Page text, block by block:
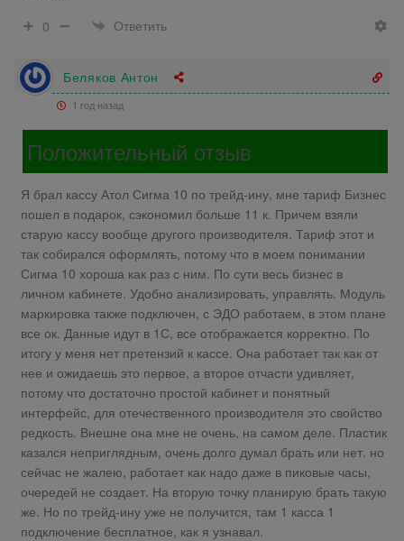
0
Ответить
Беляков Антон
1 год назад
Положительный отзыв
Я брал кассу Атол Сигма 10 по трейд-ину, мне тариф Бизнес
пошел в подарок, сэкономил больше 11 к. Причем взяли
старую кассу вообще другого производителя. Тариф этот и
так собирался оформлять, потому что в моем понимании
Сигма 10 хороша как раз с ним. По сути весь бизнес в
личном кабинете. Удобно анализировать, управлять. Модуль
маркировка также подключен, с ЭДО работаем, в этом плане
все ок. Данные идут в 1С, все отображается корректно. По
итогу у меня нет претензий к кассе. Она работает так как от
нее и ожидаешь это первое, а второе отчасти удивляет,
потому что достаточно простой кабинет и понятный
интерфейс, для отечественного производителя это свойство
редкость. Внешне она мне не очень, на самом деле. Пластик
казался неприглядным, очень долго думал брать или нет. но
сейчас не жалею, работает как надо даже в пиковые часы,
очередей не создает. На вторую точку планирую брать такую
же. Но по трейд-ину уже не получится, там 1 касса 1
подключение бесплатное, как я узнавал.